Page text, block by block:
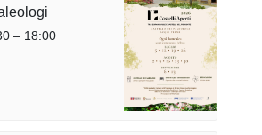
– 18:00